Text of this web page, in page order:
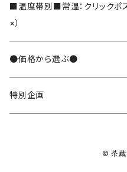
そば茶
でわかおりそば茶
その他のお茶
便利なティーバッグ
■温度帯別■常温：クリックポ
×）
●価格から選ぶ●
10000円
特別企画
© 茶